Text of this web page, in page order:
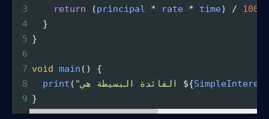
3
return (principal * rate * time) / 100
4
  }
5 }
6
7 void main () {
8
print ( ${SimpleInterest
9 }